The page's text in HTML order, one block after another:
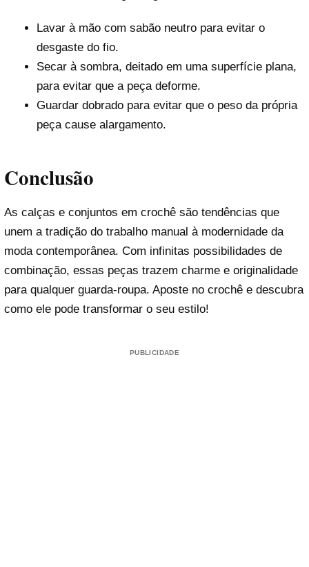
Lavar à mão com sabão neutro para evitar o
desgaste do fio.
Secar à sombra, deitado em uma superfície plana,
para evitar que a peça deforme.
Guardar dobrado para evitar que o peso da própria
peça cause alargamento.
Conclusão
As calças e conjuntos em crochê são tendências que
unem a tradição do trabalho manual à modernidade da
moda contemporânea. Com infinitas possibilidades de
combinação, essas peças trazem charme e originalidade
para qualquer guarda-roupa. Aposte no crochê e descubra
como ele pode transformar o seu estilo!
PUBLICIDADE